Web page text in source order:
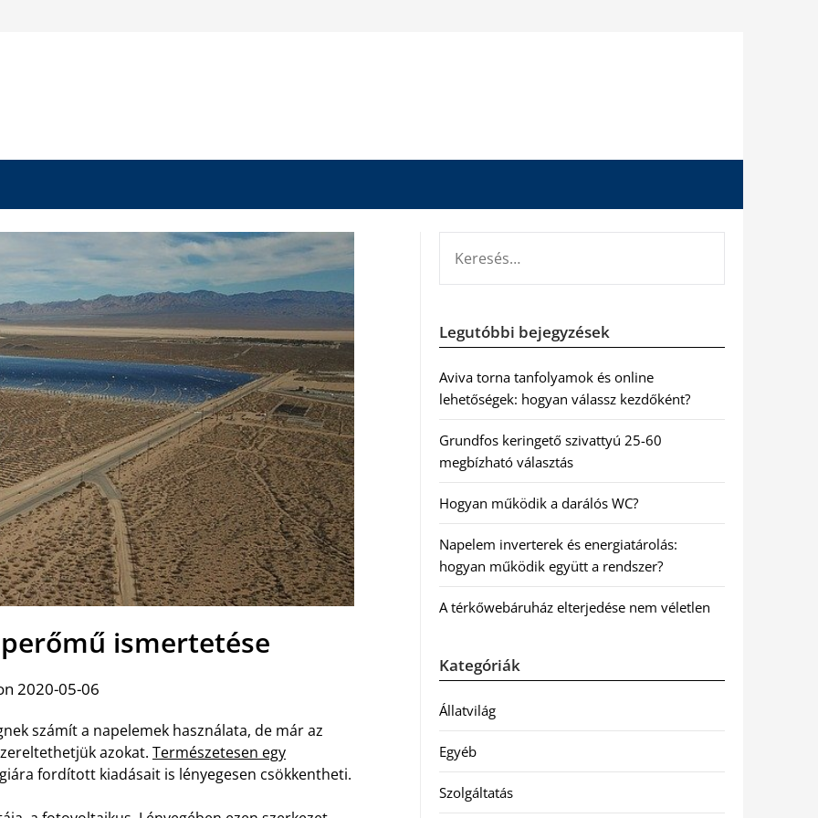
ismertetése
2020-05-06
számít a napelemek használata, de már az
azokat. Természetesen egy
fordított kiadásait is lényegesen csökkentheti.
Legutóbbi bejegyzések
Aviva torna tanfolyamok és online
lehetőségek: hogyan válassz kezdőként?
Grundfos keringető szivattyú 25-60
megbízható választás
Hogyan működik a darálós WC?
Napelem inverterek és energiatárolás:
hogyan működik együtt a rendszer?
A térkőwebáruház elterjedése nem véletlen
Kategóriák
Állatvilág
Egyéb
Szolgáltatás